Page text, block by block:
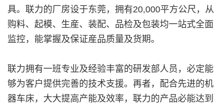
具。联力的厂房设于东莞，拥有20,000平方公尺，从
购料、起模、生産、装配、品检及包装均一站式全面
监控，能掌握及保证産品质量及货期。
联力拥有一班专业及经验丰富的研发部人员，必定能
够为客户提供完善的技术支援。再者，配合先进的机
器车床，大大提高产能及效率，联力的产品必能达到